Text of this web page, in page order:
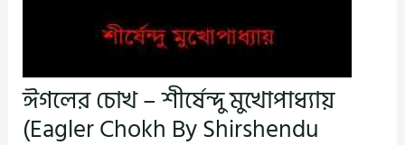
ঈগলের চোখ – শীর্ষেন্দু মুখোপাধ্যায়
(Eagler Chokh By Shirshendu